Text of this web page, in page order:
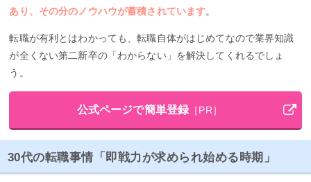
あり、その分のノウハウが蓄積されています。
転職が有利とはわかっても、転職自体がはじめてなので業界知識
が全くない第二新卒の「わからない」を解決してくれるでしょ
う。
公式ページで簡単登録 ［PR］
30代の転職事情「即戦力が求められ始める時期」